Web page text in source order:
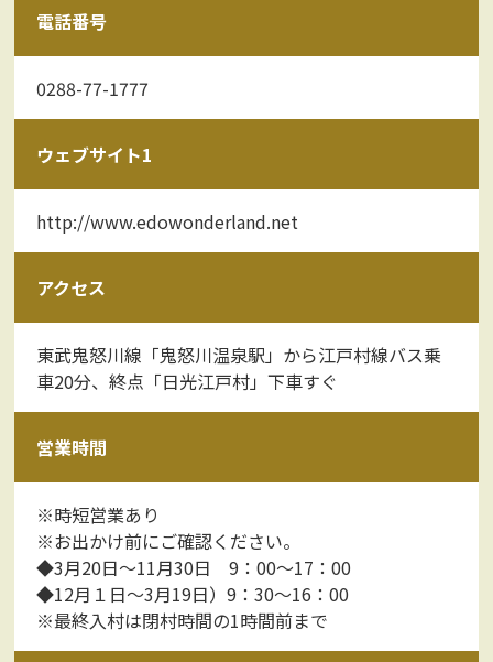
電話番号
0288-77-1777
ウェブサイト1
http://www.edowonderland.net
アクセス
東武鬼怒川線「鬼怒川温泉駅」から江戸村線バス乗
車20分、終点「日光江戸村」下車すぐ
営業時間
※時短営業あり
※お出かけ前にご確認ください。
◆3月20日～11月30日 9：00～17：00
◆12月１日～3月19日）9：30～16：00
※最終入村は閉村時間の1時間前まで